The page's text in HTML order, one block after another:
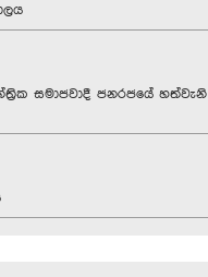
සමාජවාදී ජනරජයේ හත්වැනි